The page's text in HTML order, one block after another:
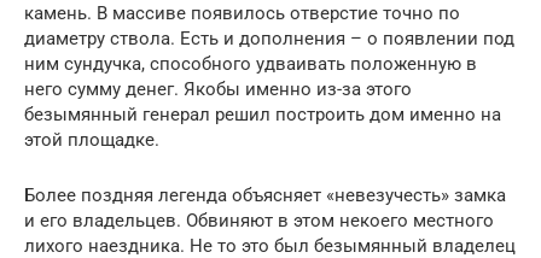
камень. В массиве появилось отверстие точно по
диаметру ствола. Есть и дополнения – о появлении под
ним сундучка, способного удваивать положенную в
него сумму денег. Якобы именно из-за этого
безымянный генерал решил построить дом именно на
этой площадке.
Более поздняя легенда объясняет «невезучесть» замка
и его владельцев. Обвиняют в этом некоего местного
лихого наездника. Не то это был безымянный владелец